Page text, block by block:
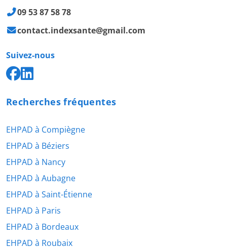
09 53 87 58 78
contact.indexsante@gmail.com
Suivez-nous
Recherches fréquentes
EHPAD à Compiègne
EHPAD à Béziers
EHPAD à Nancy
EHPAD à Aubagne
EHPAD à Saint-Étienne
EHPAD à Paris
EHPAD à Bordeaux
EHPAD à Roubaix